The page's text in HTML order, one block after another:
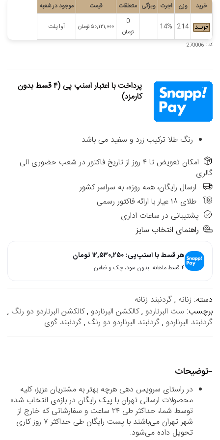
خرید وزن اجرت ویژگی متعلقات قیمت موجود در شعبه
2.14
14%
0
تومان
۵۰,۱۲۱,۰۰۰تومان آوا پلت
کد : 270006
پرداخت با اعتبار اسنپ پی (۴ قسط بدون
کارمزد)
رنگ طلا ترکیب زرد و سفید می باشد.
امکان تعویض تا ۴ روز از تاریخ فاکتور در شعب حضوری الی
گالری
ارسال رایگان، همه روزه، به سراسر کشور
طلای ۱۸ عیار با ارائه فاکتور رسمی
پشتیبانی در ساعات اداری
راهنمای انتخاب سایز
هر قسط با اسنپ‌پی: ۱۲,۵۳۰,۲۵۰ تومان
۴ قسط ماهانه. بدون سود، چک و ضامن.
دسته: زنانه ,گردنبند زنانه
برچسب: ست البرناردو ,کالکشن البرناردو ,کالکشن البرناردو دو رنگ ,
گردنبند البرناردو ,گردنبند البرناردو دو رنگ ,گردنبند گوی
توضیحات
در راستای سرویس دهی هرچه بهتر به مشتریان عزیز، کلیه
محصولات ارسالی تهران با پیک رایگان در بازه‌ی انتخاب شده
توسط شما، حداکثر طی ۲۴ ساعت و سفارشاتی که خارج از
شهر تهران می‌باشند با پست رایگان طی حداکثر ۷ روز کاری
تحویل داده می‌شود.